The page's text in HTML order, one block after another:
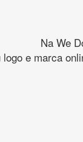
Na We
e marca